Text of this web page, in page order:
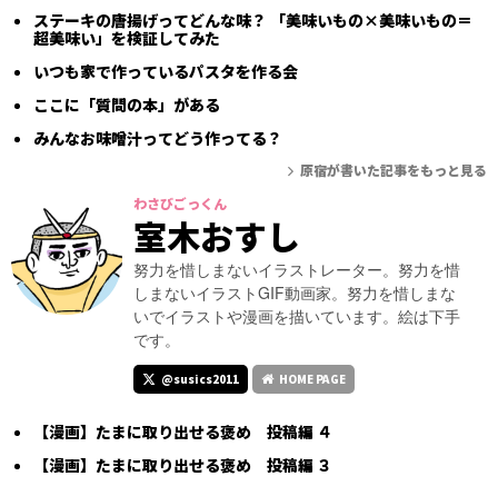
ステーキの唐揚げってどんな味？ 「美味いもの×美味いもの＝
超美味い」を検証してみた
いつも家で作っているパスタを作る会
ここに「質問の本」がある
みんなお味噌汁ってどう作ってる？
原宿が書いた記事をもっと見る
わさびごっくん
室木おすし
努力を惜しまないイラストレーター。努力を惜
しまないイラストGIF動画家。努力を惜しまな
いでイラストや漫画を描いています。絵は下手
です。
@susics2011 HOME PAGE
【漫画】たまに取り出せる褒め 投稿編 ４
【漫画】たまに取り出せる褒め 投稿編 ３